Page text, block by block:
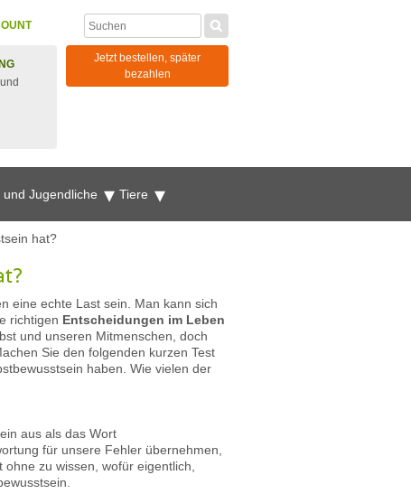
Jetzt bestellen, später
bezahlen
und Jugendliche Tiere
hat?
eine echte Last sein. Man kann sich
richtigen Entscheidungen im Leben
und unseren Mitmenschen, doch
Sie den folgenden kurzen Test
haben. Wie vielen der
aus als das Wort
für unsere Fehler übernehmen,
zu wissen, wofür eigentlich,